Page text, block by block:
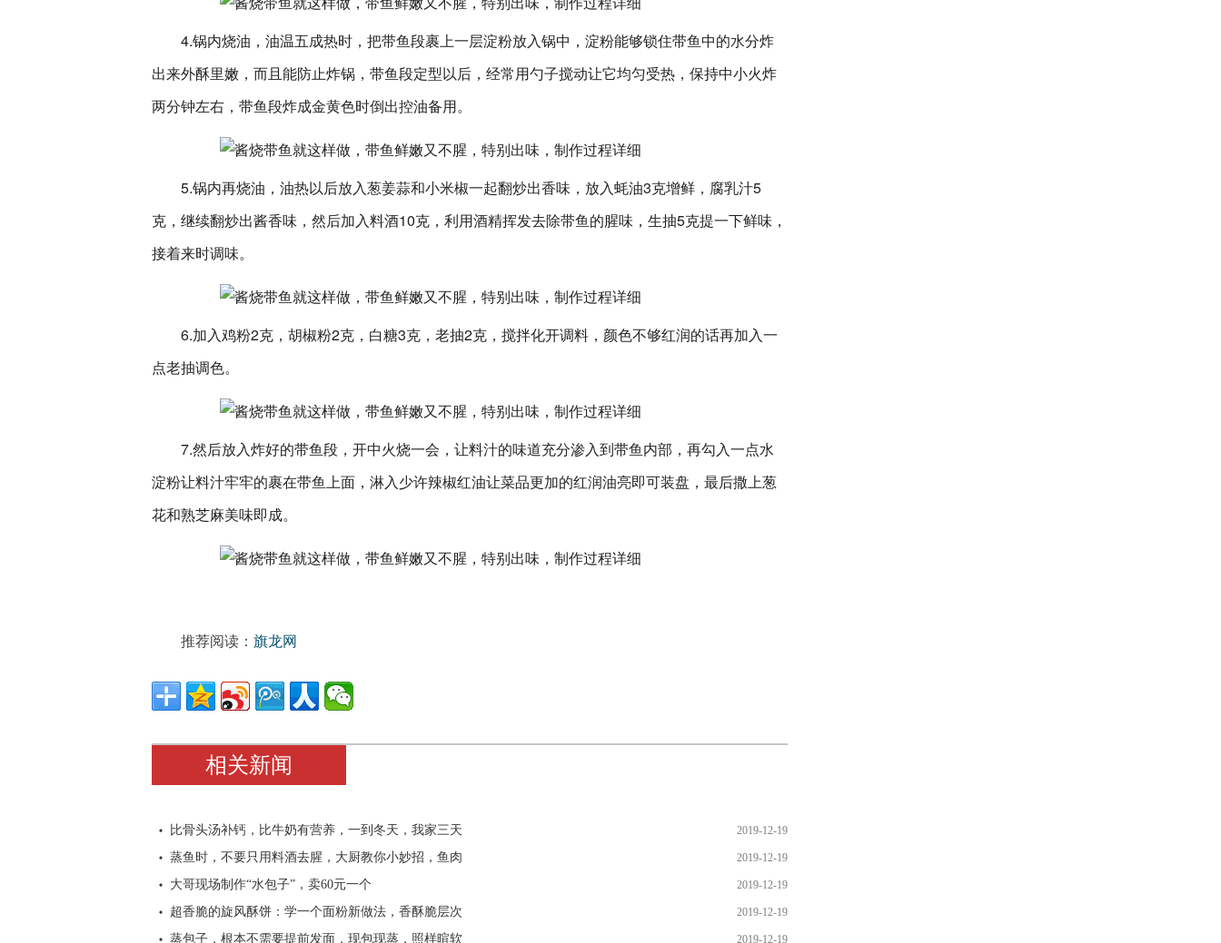
4.锅内烧油，油温五成热时，把带鱼段裹上一层淀粉放入锅中，淀粉能够锁住带鱼中的水分炸
出来外酥里嫩，而且能防止炸锅，带鱼段定型以后，经常用勺子搅动让它均匀受热，保持中小火炸
两分钟左右，带鱼段炸成金黄色时倒出控油备用。
5.锅内再烧油，油热以后放入葱姜蒜和小米椒一起翻炒出香味，放入蚝油3克增鲜，腐乳汁5
克，继续翻炒出酱香味，然后加入料酒10克，利用酒精挥发去除带鱼的腥味，生抽5克提一下鲜味，
接着来时调味。
6.加入鸡粉2克，胡椒粉2克，白糖3克，老抽2克，搅拌化开调料，颜色不够红润的话再加入一
点老抽调色。
7.然后放入炸好的带鱼段，开中火烧一会，让料汁的味道充分渗入到带鱼内部，再勾入一点水
淀粉让料汁牢牢的裹在带鱼上面，淋入少许辣椒红油让菜品更加的红润油亮即可装盘，最后撒上葱
花和熟芝麻美味即成。
推荐阅读： 旗龙网
相关新闻
比骨头汤补钙，比牛奶有营养，一到冬天，我家三天 2019-12-19
蒸鱼时，不要只用料酒去腥，大厨教你小妙招，鱼肉 2019-12-19
大哥现场制作“水包子”，卖60元一个 2019-12-19
超香脆的旋风酥饼：学一个面粉新做法，香酥脆层次 2019-12-19
蒸包子，根本不需要提前发面，现包现蒸，照样暄软 2019-12-19